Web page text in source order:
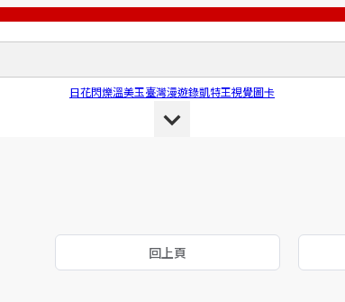
日花閃爍溫美玉臺灣漫遊錄凱特王視覺圖卡
回上頁